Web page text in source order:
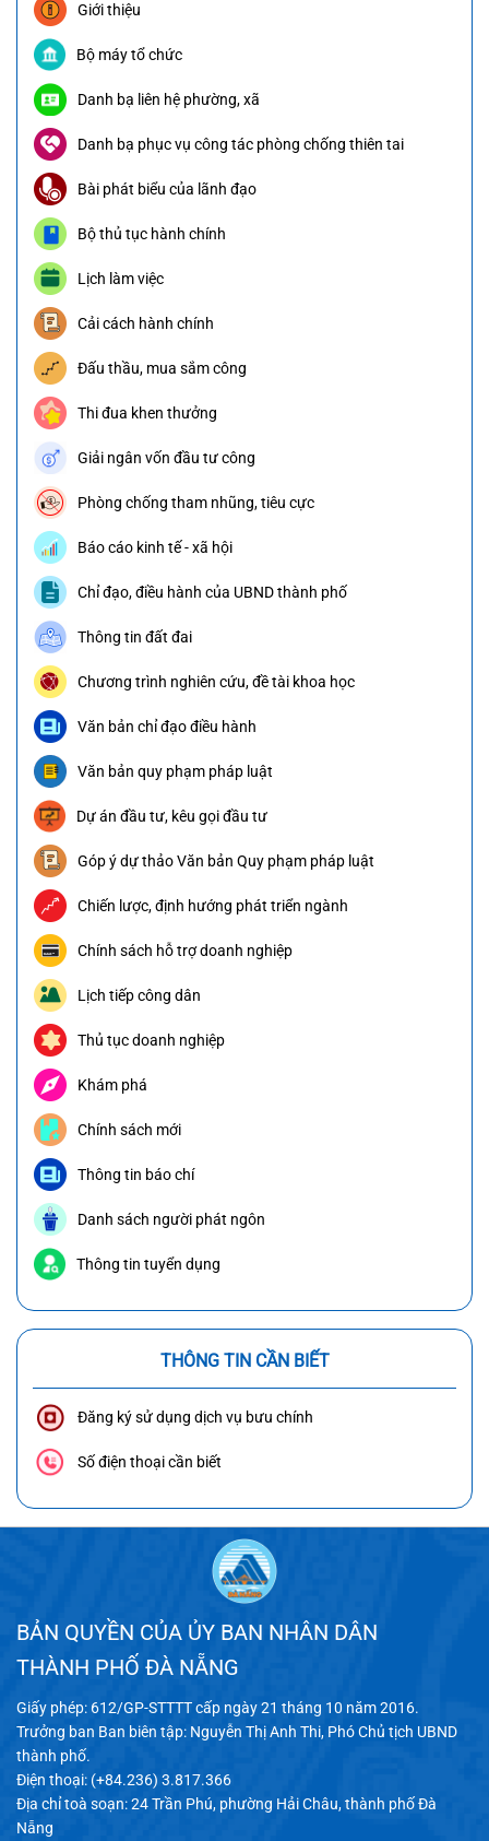
Giới thiệu
Bộ máy tổ chức
Danh bạ liên hệ phường, xã
Danh bạ phục vụ công tác phòng chống thiên tai
Bài phát biểu của lãnh đạo
Bộ thủ tục hành chính
Lịch làm việc
Cải cách hành chính
Đấu thầu, mua sắm công
Thi đua khen thưởng
Giải ngân vốn đầu tư công
Phòng chống tham nhũng, tiêu cực
Báo cáo kinh tế - xã hội
Chỉ đạo, điều hành của UBND thành phố
Thông tin đất đai
Chương trình nghiên cứu, đề tài khoa học
Văn bản chỉ đạo điều hành
Văn bản quy phạm pháp luật
Dự án đầu tư, kêu gọi đầu tư
Góp ý dự thảo Văn bản Quy phạm pháp luật
Chiến lược, định hướng phát triển ngành
Chính sách hỗ trợ doanh nghiệp
Lịch tiếp công dân
Thủ tục doanh nghiệp
Khám phá
Chính sách mới
Thông tin báo chí
Danh sách người phát ngôn
Thông tin tuyển dụng
THÔNG TIN CẦN BIẾT
Đăng ký sử dụng dịch vụ bưu chính
Số điện thoại cần biết
BẢN QUYỀN CỦA ỦY BAN NHÂN DÂN
THÀNH PHỐ ĐÀ NẴNG
Giấy phép: 612/GP-STTTT cấp ngày 21 tháng 10 năm 2016.
Trưởng ban Ban biên tập: Nguyễn Thị Anh Thi, Phó Chủ tịch UBND
thành phố.
Điện thoại: (+84.236) 3.817.366
Địa chỉ toà soạn: 24 Trần Phú, phường Hải Châu, thành phố Đà
Nẵng